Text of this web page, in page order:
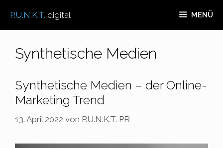
Inhalt
springen
P.U.N.K.T. digital MENÜ
Synthetische Medien
Synthetische Medien – der Online-
Marketing Trend
13. April 2022 von P.U.N.K.T. PR